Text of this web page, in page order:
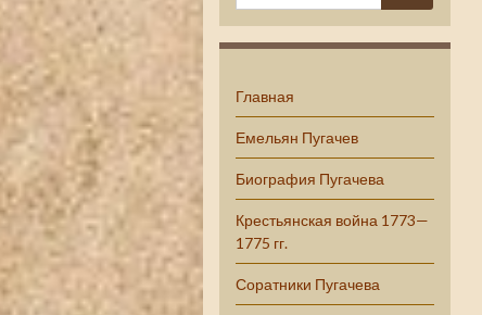
Главная
Емельян Пугачев
Биография Пугачева
Крестьянская война 1773—
1775 гг.
Соратники Пугачева